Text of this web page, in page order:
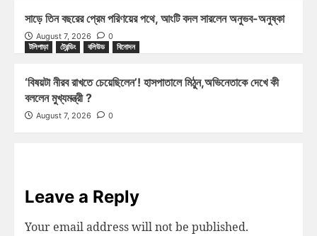
সাড়ে তিন বছরের প্রেম পরিণয়ের পথে, আংটি বদল সারলেন অনুভব-অনুষ্কা
August 7, 2026
0
টলিপাড়া
ট্রেন্ডিং বলিউড বিনোদন
‘বিষয়টা নীরব রাখতে চেয়েছিলেন’! হাসপাতালে মিঠুন,অভিনেতাকে দেখে কী
বললেন মুখ্যমন্ত্রী ?
August 7, 2026 0
Leave a Reply
Your email address will not be published.